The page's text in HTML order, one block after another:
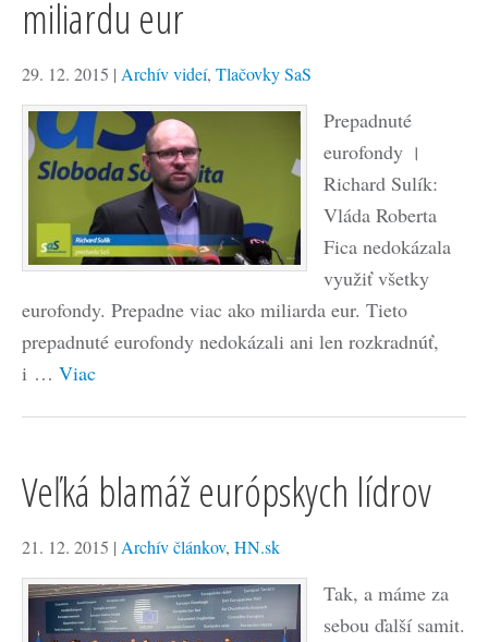
miliardu eur
29. 12. 2015 | Archív videí, Tlačovky SaS
Prepadnuté
eurofondy ।
Richard Sulík:
Vláda Roberta
Fica nedokázala
využiť všetky
eurofondy. Prepadne viac ako miliarda eur. Tieto
prepadnuté eurofondy nedokázali ani len rozkradnúť,
i … Viac
Veľká blamáž európskych lídrov
21. 12. 2015 | Archív článkov, HN.sk
Tak, a máme za
sebou ďalší samit.